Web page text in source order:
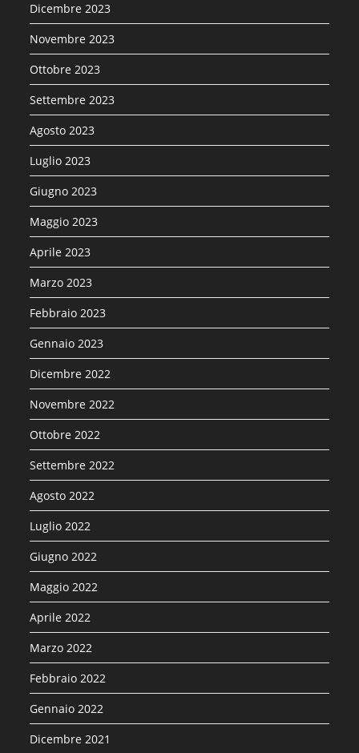
Dicembre 2023
Novembre 2023
Ottobre 2023
Settembre 2023
Agosto 2023
Luglio 2023
Giugno 2023
Maggio 2023
Aprile 2023
Marzo 2023
Febbraio 2023
Gennaio 2023
Dicembre 2022
Novembre 2022
Ottobre 2022
Settembre 2022
Agosto 2022
Luglio 2022
Giugno 2022
Maggio 2022
Aprile 2022
Marzo 2022
Febbraio 2022
Gennaio 2022
Dicembre 2021